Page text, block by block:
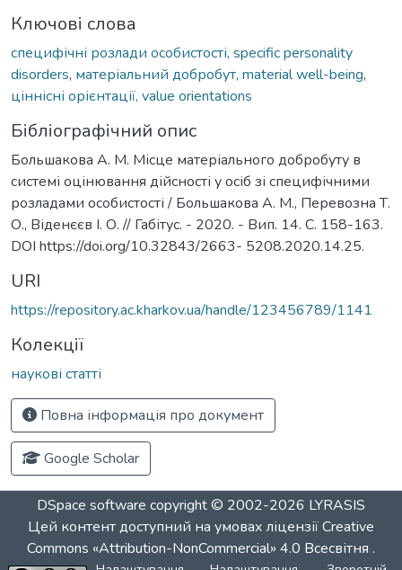
Ключові слова
специфічні розлади особистості, specific personality
disorders, матеріальний добробут, material well-being,
ціннісні орієнтації, value orientations
Бібліографічний опис
Большакова А. М. Місце матеріального добробуту в
системі оцінювання дійсності у осіб зі специфічними
розладами особистості / Большакова А. М., Перевозна Т.
О., Віденєєв І. О. // Габітус. - 2020. - Вип. 14. С. 158-163.
DOI https://doi.org/10.32843/2663- 5208.2020.14.25.
URI
https://repository.ac.kharkov.ua/handle/123456789/1141
Колекції
наукові статті
Повна інформація про документ
Google Scholar
DSpace software copyright © 2002-2026 LYRASIS
Цей контент доступний на умовах ліцензіїCreative
Commons «Attribution-NonCommercial» 4.0 Всесвітня .